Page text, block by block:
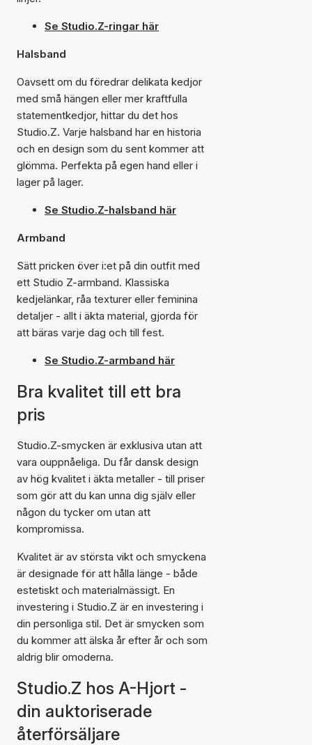
Se Studio.Z-ringar här
Halsband
Oavsett om du föredrar delikata kedjor
med små hängen eller mer kraftfulla
statementkedjor, hittar du det hos
Studio.Z. Varje halsband har en historia
och en design som du sent kommer att
glömma. Perfekta på egen hand eller i
lager på lager.
Se Studio.Z-halsband här
Armband
Sätt pricken över i:et på din outfit med
ett Studio Z-armband. Klassiska
kedjelänkar, råa texturer eller feminina
detaljer - allt i äkta material, gjorda för
att bäras varje dag och till fest.
Se Studio.Z-armband här
Bra kvalitet till ett bra
pris
Studio.Z-smycken är exklusiva utan att
vara ouppnåeliga. Du får dansk design
av hög kvalitet i äkta metaller - till priser
som gör att du kan unna dig själv eller
någon du tycker om utan att
kompromissa.
Kvalitet är av största vikt och smyckena
är designade för att hålla länge - både
estetiskt och materialmässigt. En
investering i Studio.Z är en investering i
din personliga stil. Det är smycken som
du kommer att älska år efter år och som
aldrig blir omoderna.
Studio.Z hos A-Hjort -
din auktoriserade
återförsäljare